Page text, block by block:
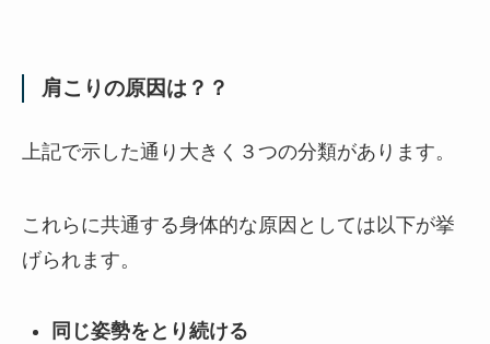
肩こりの原因は？？
上記で示した通り大きく３つの分類があります。
これらに共通する身体的な原因としては以下が挙
げられます。
同じ姿勢をとり続ける